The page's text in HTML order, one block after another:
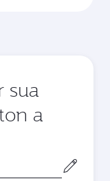
sua
a